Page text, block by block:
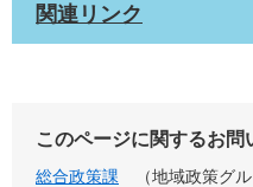
関連リンク
このページに関するお問
総合政策課
地域政策グ